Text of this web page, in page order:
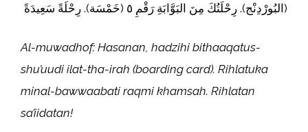
(البُورْدِنْج). رِحْلَتُكَ مِنَ البَوَّابَةِ رَقْمِ ٥ (خَمْسَة). رِحْلَةً سَعِيدَةً
Al-muwadhof: Hasanan, hadzihi bithaaqatus-
shu’uudi ilat-tha-irah (boarding card). Rihlatuka
minal-bawwaabati raqmi khamsah. Rihlatan
sa’iidatan!